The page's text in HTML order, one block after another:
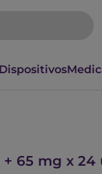
Dispositivos
65 mg x 24